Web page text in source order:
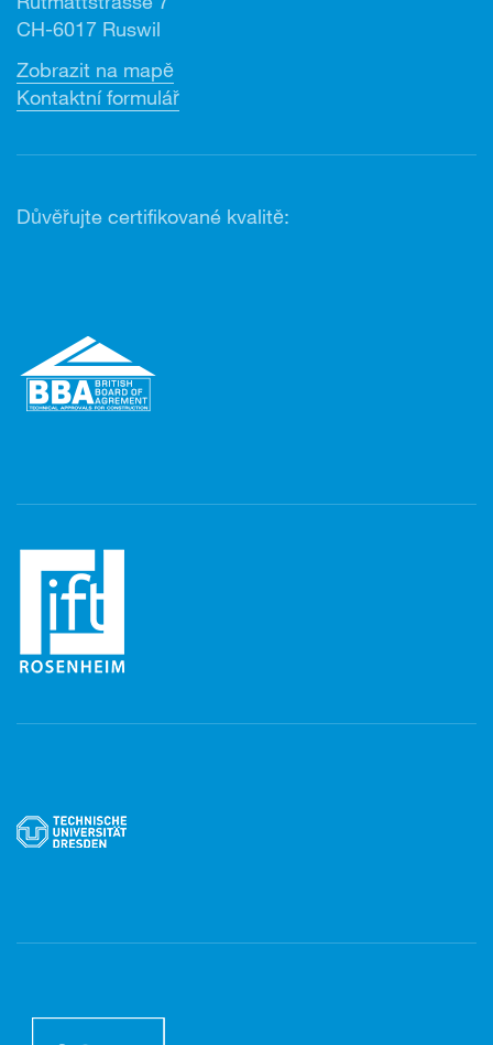
CH-6017 Ruswil
Zobrazit na mapě
Kontaktní formulář
Důvěřujte certifikované kvalitě: